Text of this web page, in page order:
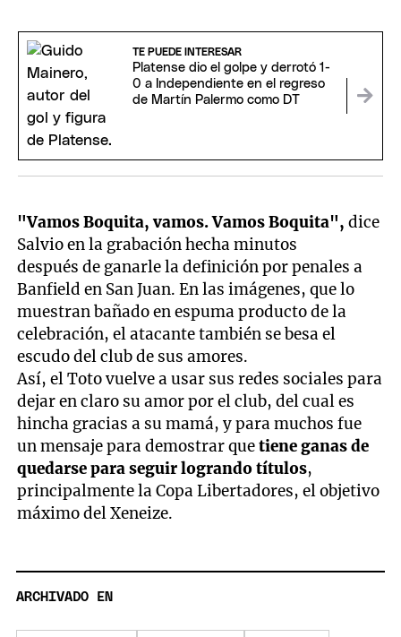
TE PUEDE INTERESAR
Platense dio el golpe y derrotó 1-
0 a Independiente en el regreso
de Martín Palermo como DT
"Vamos Boquita, vamos. Vamos Boquita", dice
Salvio en la grabación hecha minutos
después de ganarle la definición por penales a
Banfield en San Juan. En las imágenes, que lo
muestran bañado en espuma producto de la
celebración, el atacante también se besa el
escudo del club de sus amores.
Así, el Toto vuelve a usar sus redes sociales para
dejar en claro su amor por el club, del cual es
hincha gracias a su mamá, y para muchos fue
un mensaje para demostrar quetiene ganas de
quedarse para seguir logrando títulos,
principalmente la Copa Libertadores, el objetivo
máximo del Xeneize.
ARCHIVADO EN